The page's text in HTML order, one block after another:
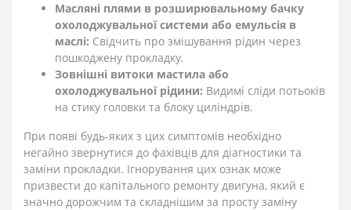
Масляні плями в розширювальному бачку
охолоджувальної системи або емульсія в
маслі: Свідчить про змішування рідин через
пошкоджену прокладку.
Зовнішні витоки мастила або
охолоджувальної рідини: Видимі сліди потьоків
на стику головки та блоку циліндрів.
При появі будь-яких з цих симптомів необхідно
негайно звернутися до фахівців для діагностики та
заміни прокладки. Ігнорування цих ознак може
призвести до капітального ремонту двигуна, який є
значно дорожчим та складнішим за просту заміну